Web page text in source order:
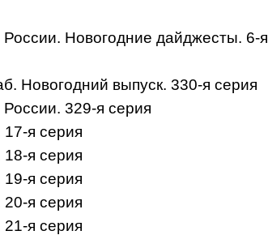
Новогодние дайджесты. 6-я
Новогодний выпуск. 330-я серия
329-я серия
я серия
я серия
я серия
я серия
я серия